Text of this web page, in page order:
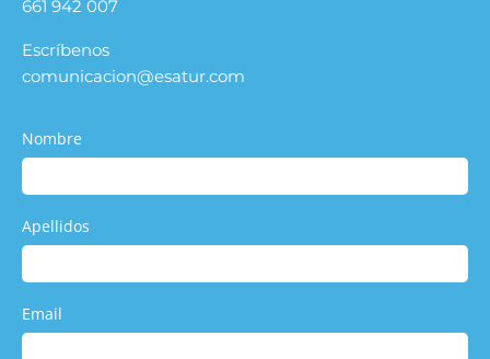
661 942 007
Escríbenos
comunicacion@esatur.com
Nombre
Apellidos
Email